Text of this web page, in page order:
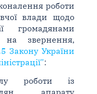
роботи
влади щодо
громадянами
на звернення,
Закону України
:
роботи із
апарату